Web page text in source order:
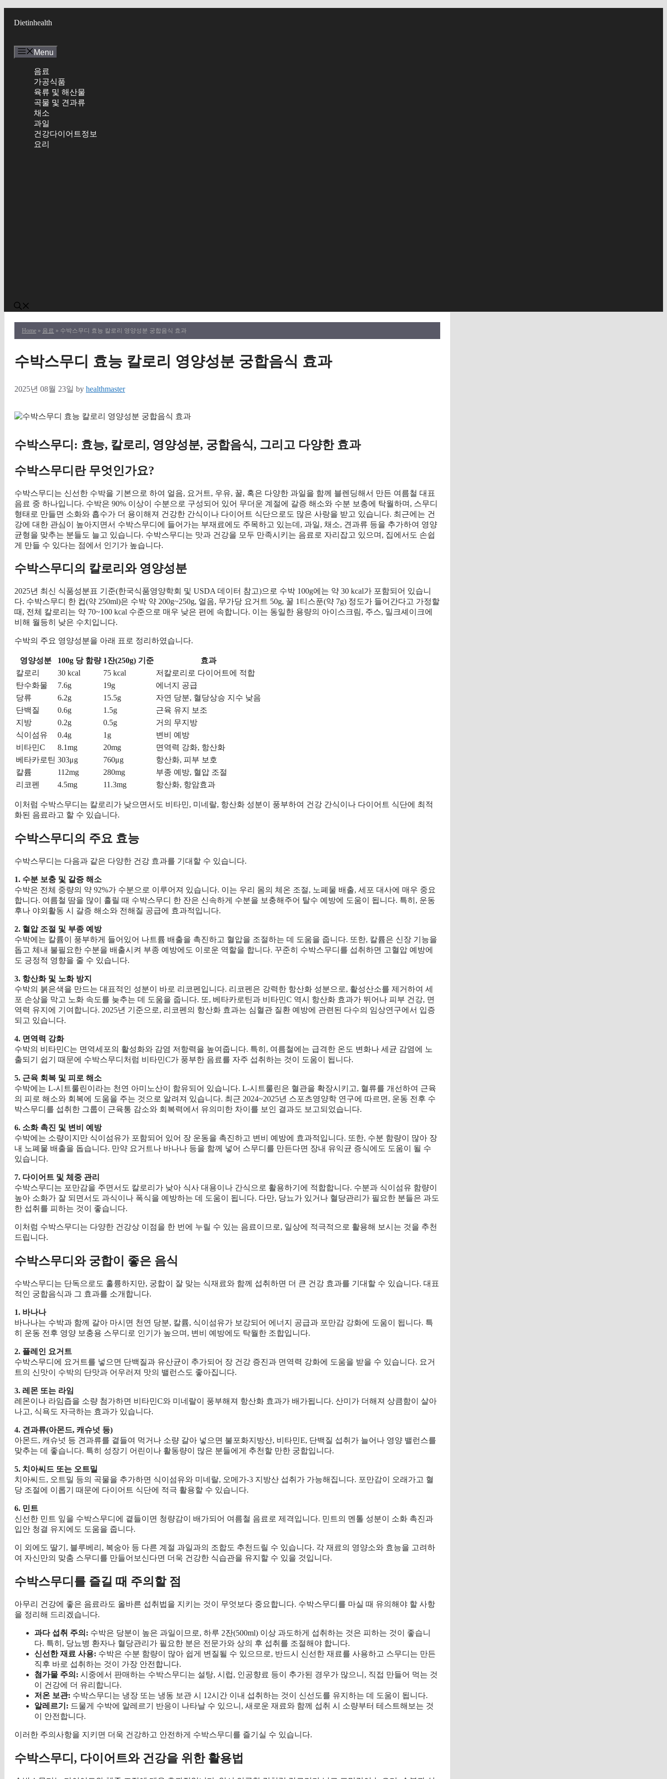
Dietinhealth
Menu
음료
가공식품
육류 및 해산물
곡물 및 견과류
채소
과일
건강다이어트정보
요리
Home » 음료 » 수박스무디 효능 칼로리 영양성분 궁합음식 효과
수박스무디 효능 칼로리 영양성분 궁합음식 효과
2025년 08월 23일 by healthmaster
수박스무디: 효능, 칼로리, 영양성분, 궁합음식, 그리고 다양한 효과
수박스무디란 무엇인가요?
수박스무디는 신선한 수박을 기본으로 하여 얼음, 요거트, 우유, 꿀, 혹은 다양한 과일을 함께 블렌딩해서 만든 여름철 대표
음료 중 하나입니다. 수박은 90% 이상이 수분으로 구성되어 있어 무더운 계절에 갈증 해소와 수분 보충에 탁월하며, 스무디
형태로 만들면 소화와 흡수가 더 용이해져 건강한 간식이나 다이어트 식단으로도 많은 사랑을 받고 있습니다. 최근에는 건
강에 대한 관심이 높아지면서 수박스무디에 들어가는 부재료에도 주목하고 있는데, 과일, 채소, 견과류 등을 추가하여 영양
균형을 맞추는 분들도 늘고 있습니다. 수박스무디는 맛과 건강을 모두 만족시키는 음료로 자리잡고 있으며, 집에서도 손쉽
게 만들 수 있다는 점에서 인기가 높습니다.
수박스무디의 칼로리와 영양성분
2025년 최신 식품성분표 기준(한국식품영양학회 및 USDA 데이터 참고)으로 수박 100g에는 약 30 kcal가 포함되어 있습니
다. 수박스무디 한 컵(약 250ml)은 수박 약 200g~250g, 얼음, 무가당 요거트 50g, 꿀 1티스푼(약 7g) 정도가 들어간다고 가정할
때, 전체 칼로리는 약 70~100 kcal 수준으로 매우 낮은 편에 속합니다. 이는 동일한 용량의 아이스크림, 주스, 밀크셰이크에
비해 월등히 낮은 수치입니다.
수박의 주요 영양성분을 아래 표로 정리하였습니다.
영양성분 100g 당 함량 1잔(250g) 기준
효과
칼로리
30 kcal 75 kcal
저칼로리로 다이어트에 적합
탄수화물
7.6g 19g
에너지 공급
당류
6.2g 15.5g
자연 당분, 혈당상승 지수 낮음
단백질
0.6g 1.5g
근육 유지 보조
지방
0.2g 0.5g
거의 무지방
식이섬유
0.4g 1g
변비 예방
비타민C
8.1mg 20mg
면역력 강화, 항산화
베타카로틴 303μg 760μg
항산화, 피부 보호
칼륨
112mg 280mg
부종 예방, 혈압 조절
리코펜
4.5mg 11.3mg 항산화, 항암효과
이처럼 수박스무디는 칼로리가 낮으면서도 비타민, 미네랄, 항산화 성분이 풍부하여 건강 간식이나 다이어트 식단에 최적
화된 음료라고 할 수 있습니다.
수박스무디의 주요 효능
수박스무디는 다음과 같은 다양한 건강 효과를 기대할 수 있습니다.
1. 수분 보충 및 갈증 해소
수박은 전체 중량의 약 92%가 수분으로 이루어져 있습니다. 이는 우리 몸의 체온 조절, 노폐물 배출, 세포 대사에 매우 중요
합니다. 여름철 땀을 많이 흘릴 때 수박스무디 한 잔은 신속하게 수분을 보충해주어 탈수 예방에 도움이 됩니다. 특히, 운동
후나 야외활동 시 갈증 해소와 전해질 공급에 효과적입니다.
2. 혈압 조절 및 부종 예방
수박에는 칼륨이 풍부하게 들어있어 나트륨 배출을 촉진하고 혈압을 조절하는 데 도움을 줍니다. 또한, 칼륨은 신장 기능을
돕고 체내 불필요한 수분을 배출시켜 부종 예방에도 이로운 역할을 합니다. 꾸준히 수박스무디를 섭취하면 고혈압 예방에
도 긍정적 영향을 줄 수 있습니다.
3. 항산화 및 노화 방지
수박의 붉은색을 만드는 대표적인 성분이 바로 리코펜입니다. 리코펜은 강력한 항산화 성분으로, 활성산소를 제거하여 세
포 손상을 막고 노화 속도를 늦추는 데 도움을 줍니다. 또, 베타카로틴과 비타민C 역시 항산화 효과가 뛰어나 피부 건강, 면
역력 유지에 기여합니다. 2025년 기준으로, 리코펜의 항산화 효과는 심혈관 질환 예방에 관련된 다수의 임상연구에서 입증
되고 있습니다.
4. 면역력 강화
수박의 비타민C는 면역세포의 활성화와 감염 저항력을 높여줍니다. 특히, 여름철에는 급격한 온도 변화나 세균 감염에 노
출되기 쉽기 때문에 수박스무디처럼 비타민C가 풍부한 음료를 자주 섭취하는 것이 도움이 됩니다.
5. 근육 회복 및 피로 해소
수박에는 L-시트룰린이라는 천연 아미노산이 함유되어 있습니다. L-시트룰린은 혈관을 확장시키고, 혈류를 개선하여 근육
의 피로 해소와 회복에 도움을 주는 것으로 알려져 있습니다. 최근 2024~2025년 스포츠영양학 연구에 따르면, 운동 전후 수
박스무디를 섭취한 그룹이 근육통 감소와 회복력에서 유의미한 차이를 보인 결과도 보고되었습니다.
6. 소화 촉진 및 변비 예방
수박에는 소량이지만 식이섬유가 포함되어 있어 장 운동을 촉진하고 변비 예방에 효과적입니다. 또한, 수분 함량이 많아 장
내 노폐물 배출을 돕습니다. 만약 요거트나 바나나 등을 함께 넣어 스무디를 만든다면 장내 유익균 증식에도 도움이 될 수
있습니다.
7. 다이어트 및 체중 관리
수박스무디는 포만감을 주면서도 칼로리가 낮아 식사 대용이나 간식으로 활용하기에 적합합니다. 수분과 식이섬유 함량이
높아 소화가 잘 되면서도 과식이나 폭식을 예방하는 데 도움이 됩니다. 다만, 당뇨가 있거나 혈당관리가 필요한 분들은 과도
한 섭취를 피하는 것이 좋습니다.
이처럼 수박스무디는 다양한 건강상 이점을 한 번에 누릴 수 있는 음료이므로, 일상에 적극적으로 활용해 보시는 것을 추천
드립니다.
수박스무디와 궁합이 좋은 음식
수박스무디는 단독으로도 훌륭하지만, 궁합이 잘 맞는 식재료와 함께 섭취하면 더 큰 건강 효과를 기대할 수 있습니다. 대표
적인 궁합음식과 그 효과를 소개합니다.
1. 바나나
바나나는 수박과 함께 갈아 마시면 천연 당분, 칼륨, 식이섬유가 보강되어 에너지 공급과 포만감 강화에 도움이 됩니다. 특
히 운동 전후 영양 보충용 스무디로 인기가 높으며, 변비 예방에도 탁월한 조합입니다.
2. 플레인 요거트
수박스무디에 요거트를 넣으면 단백질과 유산균이 추가되어 장 건강 증진과 면역력 강화에 도움을 받을 수 있습니다. 요거
트의 신맛이 수박의 단맛과 어우러져 맛의 밸런스도 좋아집니다.
3. 레몬 또는 라임
레몬이나 라임즙을 소량 첨가하면 비타민C와 미네랄이 풍부해져 항산화 효과가 배가됩니다. 산미가 더해져 상큼함이 살아
나고, 식욕도 자극하는 효과가 있습니다.
4. 견과류(아몬드, 캐슈넛 등)
아몬드, 캐슈넛 등 견과류를 곁들여 먹거나 소량 갈아 넣으면 불포화지방산, 비타민E, 단백질 섭취가 늘어나 영양 밸런스를
맞추는 데 좋습니다. 특히 성장기 어린이나 활동량이 많은 분들에게 추천할 만한 궁합입니다.
5. 치아씨드 또는 오트밀
치아씨드, 오트밀 등의 곡물을 추가하면 식이섬유와 미네랄, 오메가-3 지방산 섭취가 가능해집니다. 포만감이 오래가고 혈
당 조절에 이롭기 때문에 다이어트 식단에 적극 활용할 수 있습니다.
6. 민트
신선한 민트 잎을 수박스무디에 곁들이면 청량감이 배가되어 여름철 음료로 제격입니다. 민트의 멘톨 성분이 소화 촉진과
입안 청결 유지에도 도움을 줍니다.
이 외에도 딸기, 블루베리, 복숭아 등 다른 계절 과일과의 조합도 추천드릴 수 있습니다. 각 재료의 영양소와 효능을 고려하
여 자신만의 맞춤 스무디를 만들어보신다면 더욱 건강한 식습관을 유지할 수 있을 것입니다.
수박스무디를 즐길 때 주의할 점
아무리 건강에 좋은 음료라도 올바른 섭취법을 지키는 것이 무엇보다 중요합니다. 수박스무디를 마실 때 유의해야 할 사항
을 정리해 드리겠습니다.
과다 섭취 주의: 수박은 당분이 높은 과일이므로, 하루 2잔(500ml) 이상 과도하게 섭취하는 것은 피하는 것이 좋습니
다. 특히, 당뇨병 환자나 혈당관리가 필요한 분은 전문가와 상의 후 섭취를 조절해야 합니다.
신선한 재료 사용: 수박은 수분 함량이 많아 쉽게 변질될 수 있으므로, 반드시 신선한 재료를 사용하고 스무디는 만든
직후 바로 섭취하는 것이 가장 안전합니다.
첨가물 주의: 시중에서 판매하는 수박스무디는 설탕, 시럽, 인공향료 등이 추가된 경우가 많으니, 직접 만들어 먹는 것
이 건강에 더 유리합니다.
저온 보관: 수박스무디는 냉장 또는 냉동 보관 시 12시간 이내 섭취하는 것이 신선도를 유지하는 데 도움이 됩니다.
알레르기: 드물게 수박에 알레르기 반응이 나타날 수 있으니, 새로운 재료와 함께 섭취 시 소량부터 테스트해보는 것
이 안전합니다.
이러한 주의사항을 지키면 더욱 건강하고 안전하게 수박스무디를 즐기실 수 있습니다.
수박스무디, 다이어트와 건강을 위한 활용법